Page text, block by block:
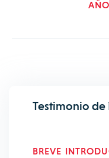
Testimonio
BREVE